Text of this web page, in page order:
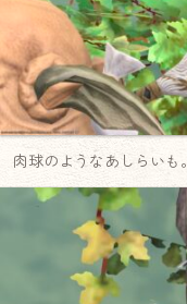
肉球のようなあしらいも。